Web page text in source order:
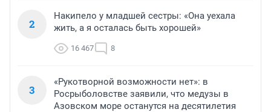
2
Накипело у младшей сестры: «Она уехала
жить, а я осталась быть хорошей»
16 467 8
3
«Рукотворной возможности нет»: в
Росрыболовстве заявили, что медузы в
Азовском море останутся на десятилетия